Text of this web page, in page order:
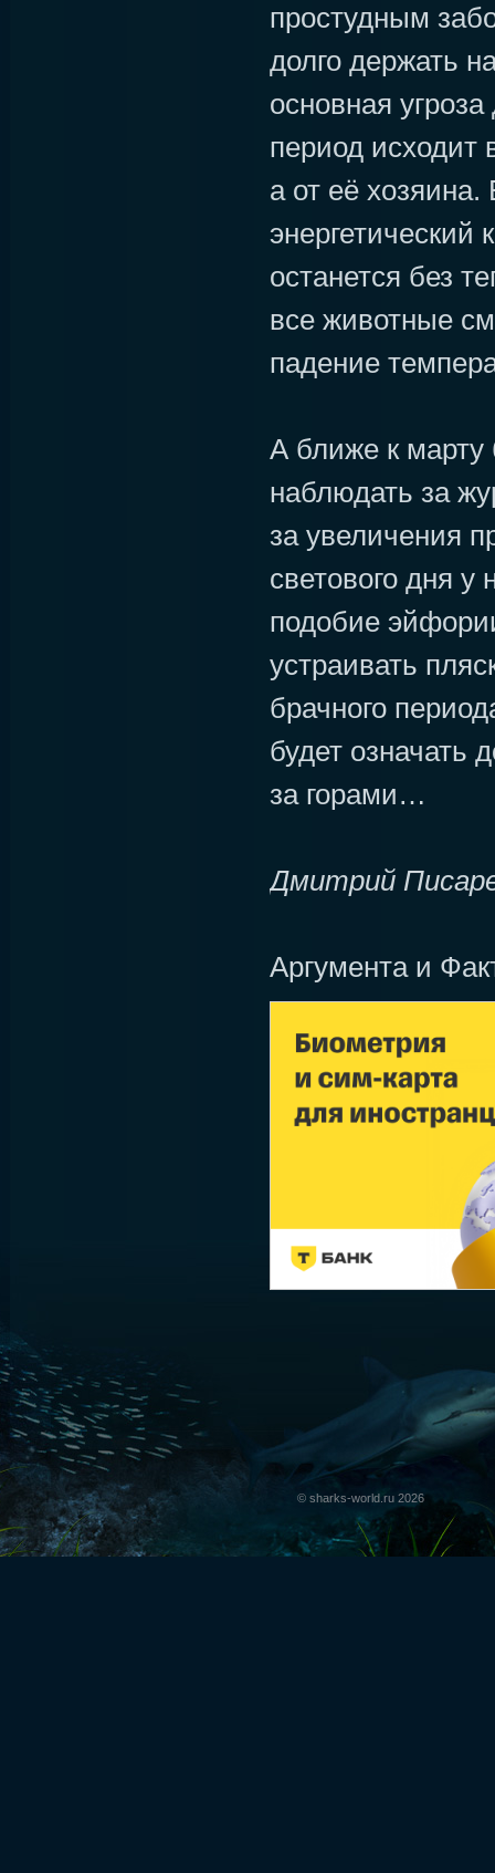
простудным
долго держать
основная
период исходит
а от её хозяина.
энергетический
останется без
все животные
падение
А ближе к марту
наблюдать за
за увеличения
светового дня у
подобие
устраивать
брачного
будет означать
за горами…
Дмитрий
Аргумента и
© sharks-world.ru 2026